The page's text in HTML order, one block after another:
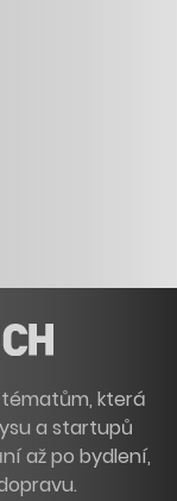
tématům, která
a startupů
až po bydlení,